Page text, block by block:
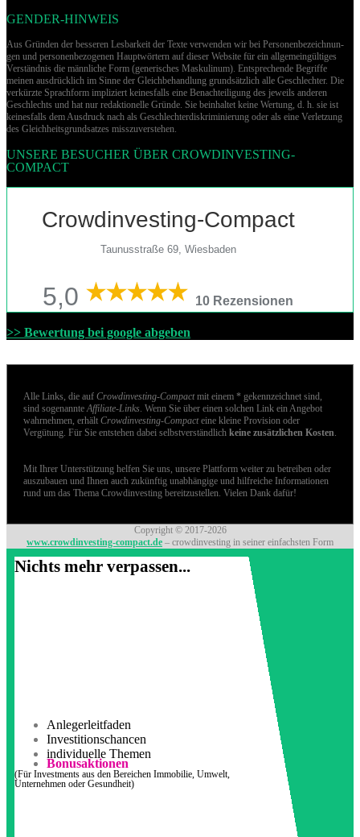
GENDER-HINWEIS
Aus Gründen der besseren Lesbarkeit der Texte verwenden wir bei Per­so­nen­be­zeich­nun­
gen und per­so­nen­be­zo­ge­nen Hauptwörtern auf dieser Website für ein allgemeingültiges
Verständnis die männliche Form (generisches Maskulinum). Entsprechende Begriffe
meinen ausdrücklich im Sinne der Gleichbehandlung grund­sätz­lich alle Geschlechter. Die
verkürzte Sprachform impliziert keinesfalls eine Benachteiligung des jeweils anderen
Geschlechts und hat nur redaktionelle Gründe. Sie beinhaltet keine Wertung, d. h. sie ist
keinesfalls dem Ausdruck nach als Geschlechterdiskriminierung oder als eine Verletzung
des Gleich­heits­grund­sat­zes misszuverstehen.
UNSERE BESUCHER ÜBER CROWDINVESTING-
COMPACT
Crowdinvesting-Compact
Taunusstraße 69, Wiesbaden
5,0 10 Rezensionen
>> Bewertung bei google abgeben
Alle Links, die auf Crowdinvesting-Compactmit einem * gekennzeichnet sind,
sind sogenannteAffiliate-Links. Wenn Sie über einen solchen Link ein Angebot
wahrnehmen, erhält Crowdinvesting-Compacteine kleine Provision oder
Vergütung. Für Sie entstehen dabei selbstverständlich keine zusätzlichen Kosten.
Mit Ihrer Unterstützung helfen Sie uns, unsere Plattform weiter zu betreiben oder
auszubauen und Ihnen auch zukünftig unabhängige und hilfreiche Informationen
rund um das Thema Crowdinvesting bereitzustellen. Vielen Dank dafür!
Copyright © 2017-2026
www.crowdinvesting-compact.de – crowdinvesting in seiner einfachsten Form
Nichts mehr verpassen...
Anlegerleitfaden
Investitionschancen
individuelle Themen
Bonusaktionen
(Für Investments aus den Bereichen Immobilie, Umwelt,
Unternehmen oder Gesundheit)